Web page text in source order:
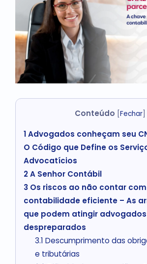
Conteúdo [Fechar]
1Advogados conheçam seu
O Código que Define os
Advocatícios
2A Senhor Contábil
3Os riscos ao não contar
contabilidade eficiente – As
que podem atingir advogados
despreparados
3.1 Descumprimento das
e tributárias